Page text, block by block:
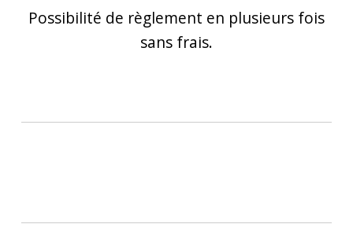
Possibilité de règlement en plusieurs fois
sans frais.